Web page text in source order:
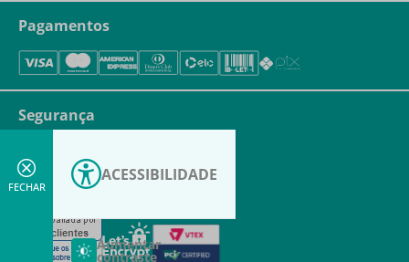
Pagamentos
Segurança
FECHAR
ACESSIBILIDADE
Aumentar
contraste